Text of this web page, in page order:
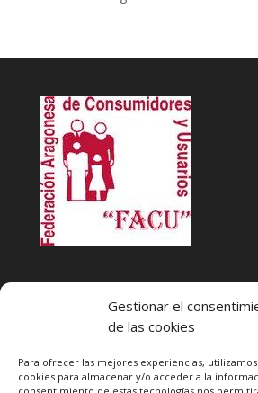
Gestionar el
de las cookies
Para ofrecer las mejores experiencias,
cookies para almacenar y/o acceder a la
MARTES Y JUEVES de17:00 a 20 horas